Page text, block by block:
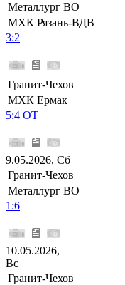
Металлург ВО
МХК Рязань-ВДВ
3:2
Гранит-Чехов
МХК Ермак
5:4 ОТ
9.05.2026, Сб
Гранит-Чехов
Металлург ВО
1:6
10.05.2026,
Вс
Гранит-Чехов